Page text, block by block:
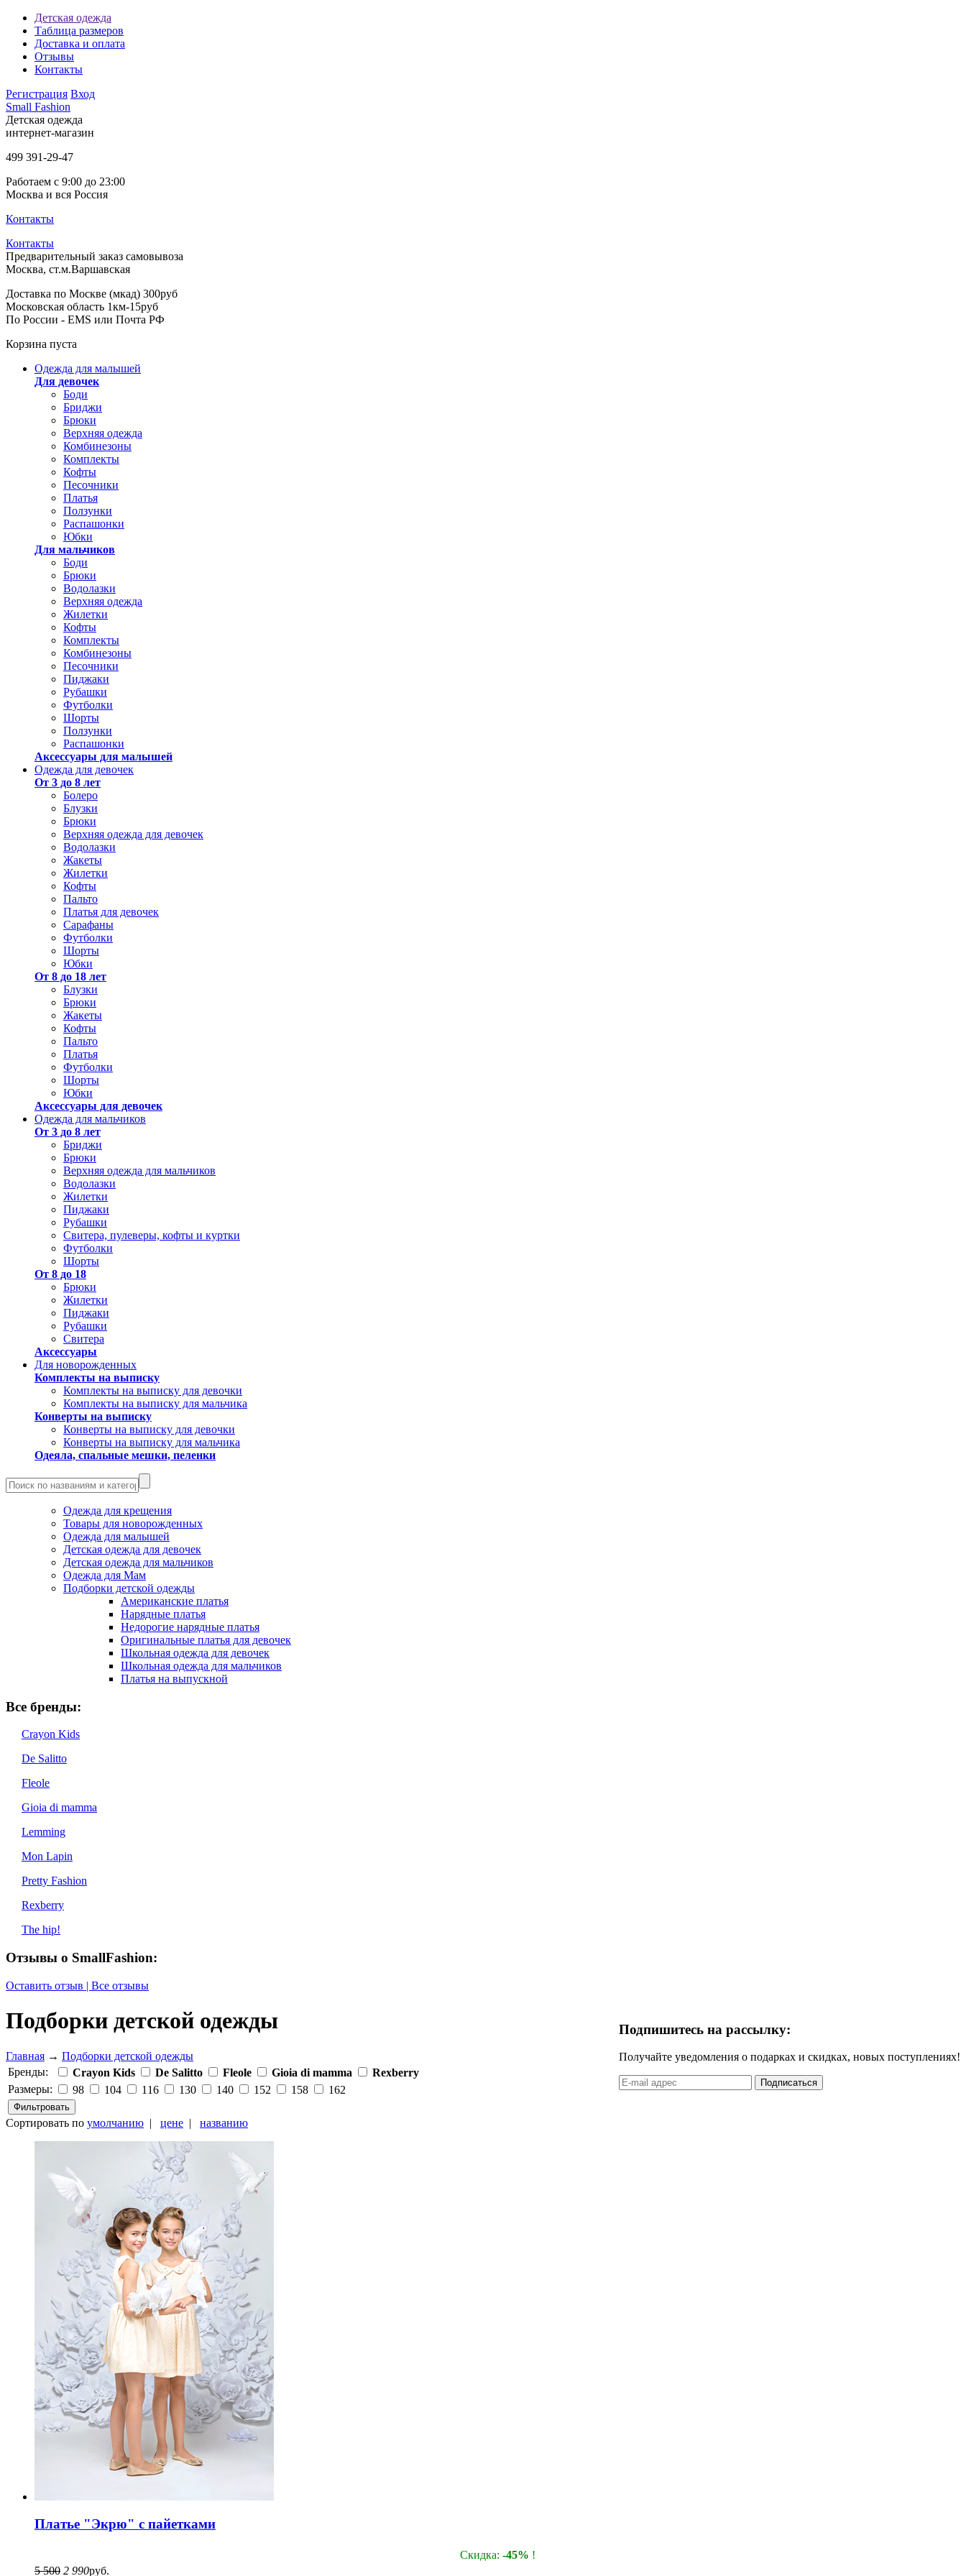
Детская одежда
Таблица размеров
Доставка и оплата
Отзывы
Контакты
Регистрация Вход
Small Fashion
Детская одежда
интернет-магазин
499 391-29-47
Работаем с 9:00 до 23:00
Москва и вся Россия
Контакты
Контакты
Предварительный заказ самовывоза
Москва, ст.м.Варшавская
Доставка по Москве (мкад) 300руб
Московская область 1км-15руб
По России - EMS или Почта РФ
Корзина пуста
Одежда для малышей
Для девочек
Боди
Бриджи
Брюки
Верхняя одежда
Комбинезоны
Комплекты
Кофты
Песочники
Платья
Ползунки
Распашонки
Юбки
Для мальчиков
Боди
Брюки
Водолазки
Верхняя одежда
Жилетки
Кофты
Комплекты
Комбинезоны
Песочники
Пиджаки
Рубашки
Футболки
Шорты
Ползунки
Распашонки
Аксессуары для малышей
Одежда для девочек
От 3 до 8 лет
Болеро
Блузки
Брюки
Верхняя одежда для девочек
Водолазки
Жакеты
Жилетки
Кофты
Пальто
Платья для девочек
Сарафаны
Футболки
Шорты
Юбки
От 8 до 18 лет
Блузки
Брюки
Жакеты
Кофты
Пальто
Платья
Футболки
Шорты
Юбки
Аксессуары для девочек
Одежда для мальчиков
От 3 до 8 лет
Бриджи
Брюки
Верхняя одежда для мальчиков
Водолазки
Жилетки
Пиджаки
Рубашки
Свитера, пулеверы, кофты и куртки
Футболки
Шорты
От 8 до 18
Брюки
Жилетки
Пиджаки
Рубашки
Свитера
Аксессуары
Для новорожденных
Комплекты на выписку
Комплекты на выписку для девочки
Комплекты на выписку для мальчика
Конверты на выписку
Конверты на выписку для девочки
Конверты на выписку для мальчика
Одеяла, спальные мешки, пеленки
Одежда для крещения
Товары для новорожденных
Одежда для малышей
Детская одежда для девочек
Детская одежда для мальчиков
Одежда для Мам
Подборки детской одежды
Американские платья
Нарядные платья
Недорогие нарядные платья
Оригинальные платья для девочек
Школьная одежда для девочек
Школьная одежда для мальчиков
Платья на выпускной
Все бренды:
Crayon Kids
De Salitto
Fleole
Gioia di mamma
Lemming
Mon Lapin
Pretty Fashion
Rexberry
The hip!
Отзывы о SmallFashion:
Оставить отзыв | Все отзывы
Подпишитесь на рассылку:
Получайте уведомления о подарках и скидках, новых поступлениях!
Подборки детской одежды
Главная → Подборки детской одежды
Бренды:
Crayon Kids De Salitto Fleole Gioia di mamma
Rexberry
Размеры:
98 104 116 130 140 152 158 162
Сортировать по умолчанию | цене | названию
Платье "Экрю" с пайетками
Cкидка: -45% !
5 500 2 990руб.